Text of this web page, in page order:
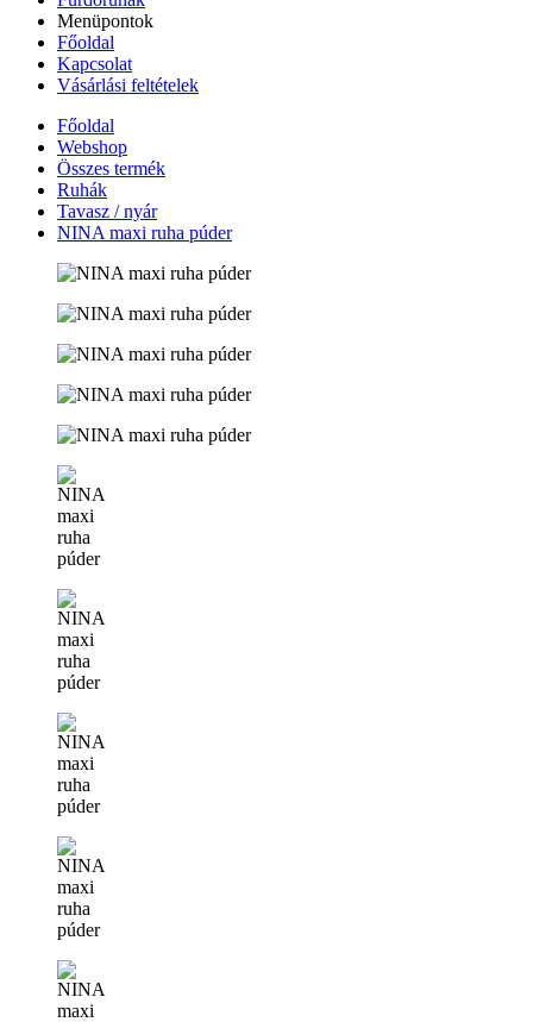
Menüpontok
Főoldal
Kapcsolat
Vásárlási feltételek
Főoldal
Webshop
Összes termék
Ruhák
Tavasz / nyár
NINA maxi ruha púder